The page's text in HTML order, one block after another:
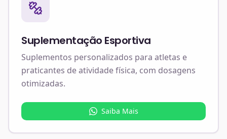
Suplementação Esportiva
Suplementos personalizados para atletas e
praticantes de atividade física, com dosagens
otimizadas.
Saiba Mais